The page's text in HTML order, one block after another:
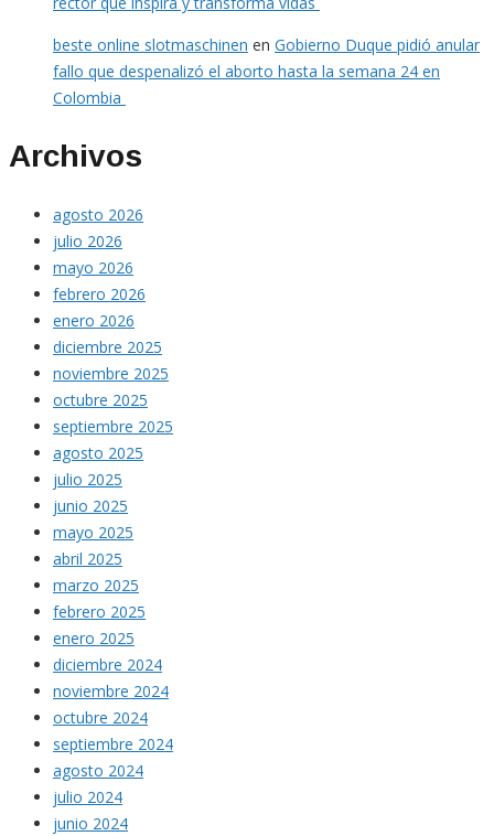
beste online slotmaschinen en Gobierno Duque pidió anular
fallo que despenalizó el aborto hasta la semana 24 en
Colombia
Archivos
agosto 2026
julio 2026
mayo 2026
febrero 2026
enero 2026
diciembre 2025
noviembre 2025
octubre 2025
septiembre 2025
agosto 2025
julio 2025
junio 2025
mayo 2025
abril 2025
marzo 2025
febrero 2025
enero 2025
diciembre 2024
noviembre 2024
octubre 2024
septiembre 2024
agosto 2024
julio 2024
junio 2024